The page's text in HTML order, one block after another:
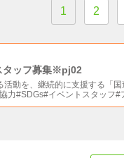
1 2
タッフ募集※pj02
活動を、継続的に支援する「
力#SDGs#イベントスタッフ#